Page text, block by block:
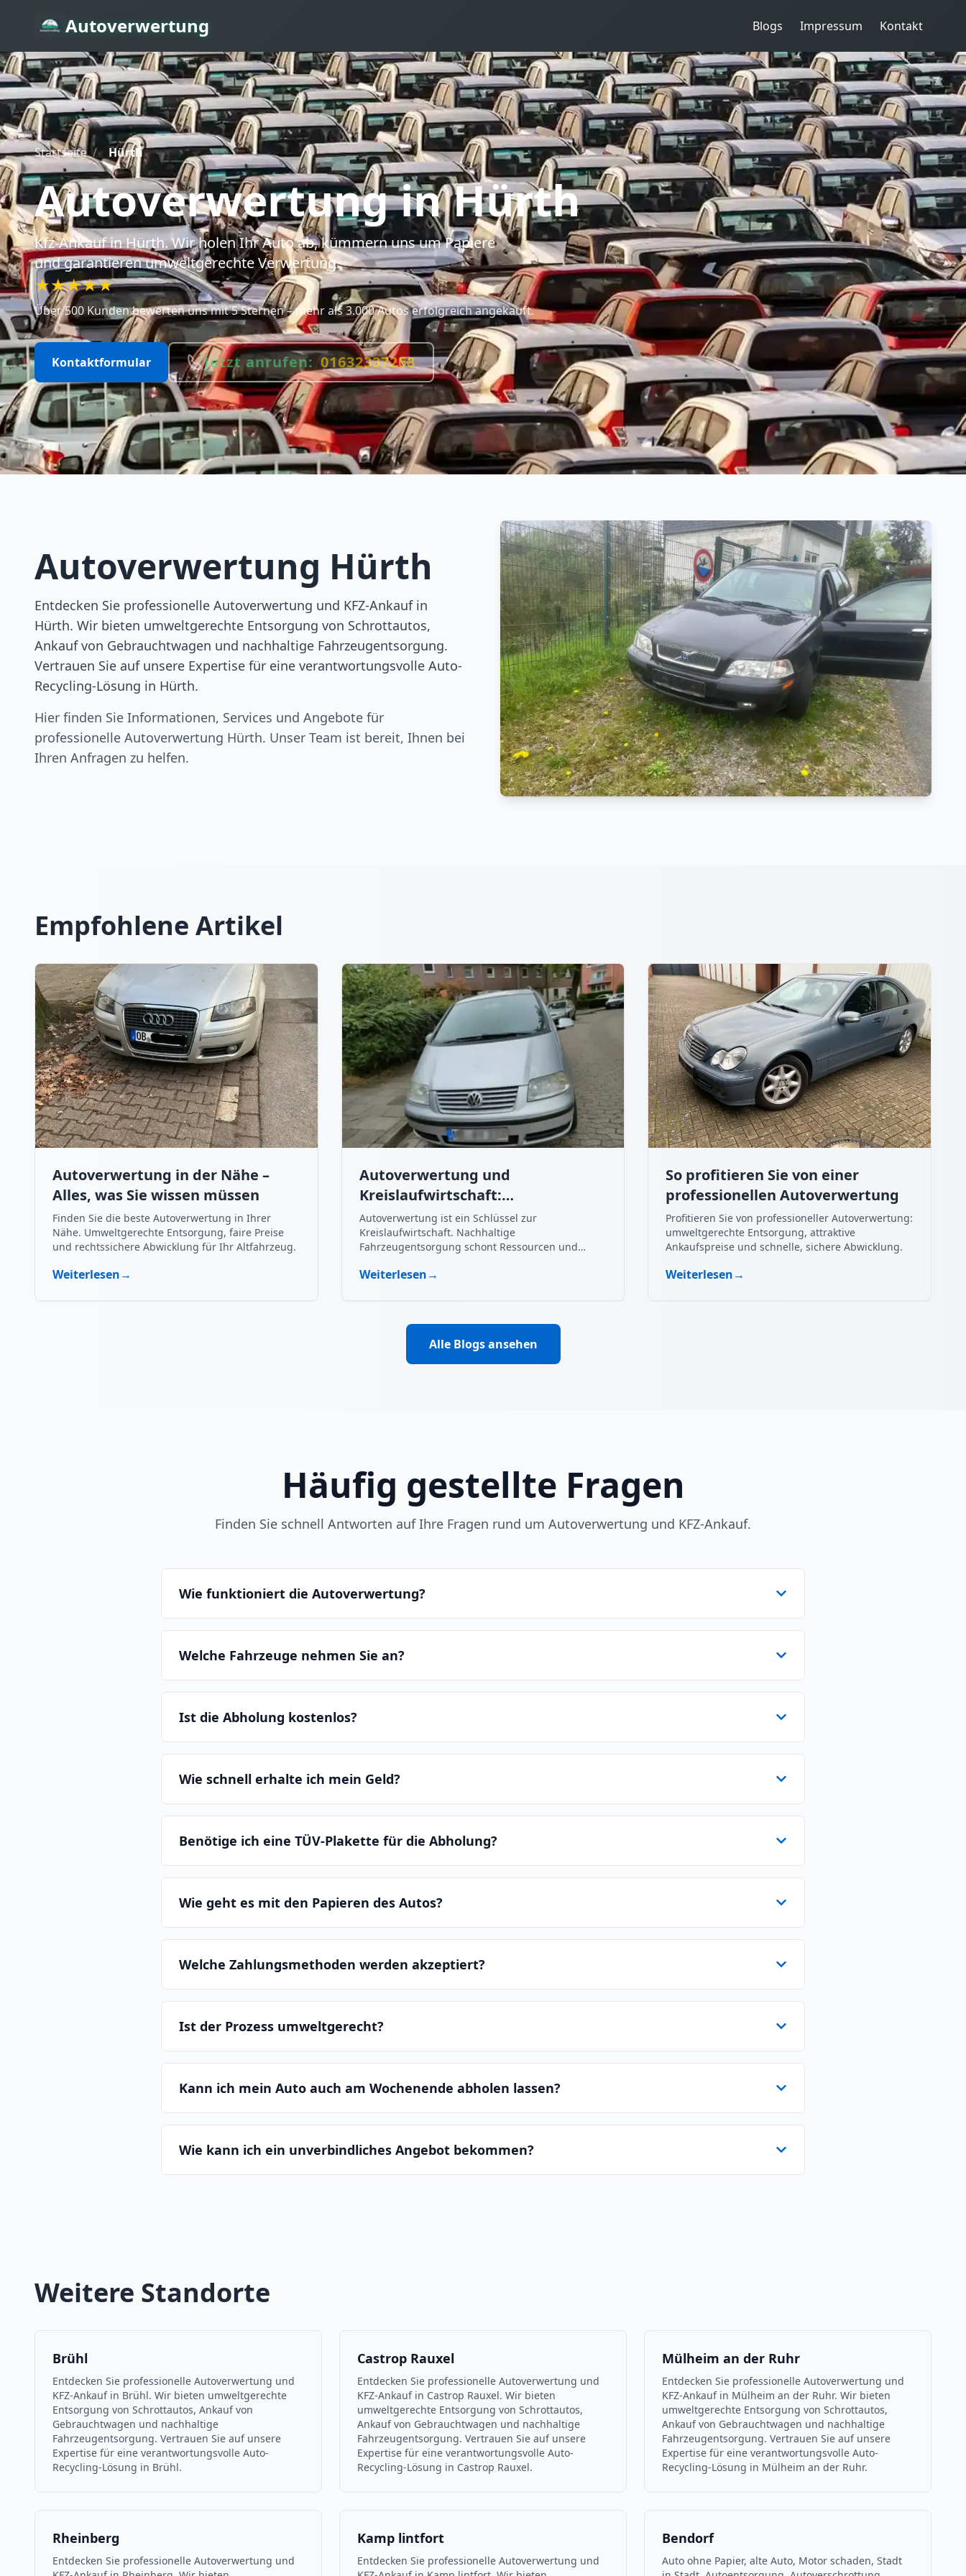
Autoverwertung Blogs Impressum Kontakt
Startseite / Hürth
Autoverwertungin Hürth
Kfz-Ankaufin Hürth. Wir holen Ihr Auto ab, kümmern uns um Papiere
und garantieren umweltgerechte Verwertung.
★★★★★
Über 500 Kunden bewerten uns mit 5 Sternen – mehr als 3.000 Autos erfolgreich angekauft.
Kontaktformular Jetzt anrufen: 01632337268
Autoverwertung Hürth
Entdecken Sie professionelle Autoverwertung und KFZ-Ankauf in
Hürth. Wir bieten umweltgerechte Entsorgung von Schrottautos,
Ankauf von Gebrauchtwagen und nachhaltige Fahrzeugentsorgung.
Vertrauen Sie auf unsere Expertise für eine verantwortungsvolle Auto-
Recycling-Lösung in Hürth.
Hier finden Sie Informationen, Services und Angebote für
professionelle Autoverwertung Hürth. Unser Team ist bereit, Ihnen bei
Ihren Anfragen zu helfen.
Empfohlene Artikel
Autoverwertung in der Nähe –
Alles, was Sie wissen müssen
Finden Sie die beste Autoverwertung in Ihrer
Nähe. Umweltgerechte Entsorgung, faire Preise
und rechtssichere Abwicklung für Ihr Altfahrzeug.
Weiterlesen→
Autoverwertung und
Kreislaufwirtschaft:
Nachhaltigkeit im Fokus
Autoverwertung ist ein Schlüssel zur
Kreislaufwirtschaft. Nachhaltige
Fahrzeugentsorgung schont Ressourcen und
Weiterlesen→
So profitieren Sie von einer
professionellen Autoverwertung
Profitieren Sie von professioneller Autoverwertung:
umweltgerechte Entsorgung, attraktive
Ankaufspreise und schnelle, sichere Abwicklung.
Weiterlesen→
Alle Blogs ansehen
Häufig gestellte Fragen
Finden Sie schnell Antworten auf Ihre Fragen rund um Autoverwertung und KFZ-Ankauf.
Wie funktioniert die Autoverwertung?
Welche Fahrzeuge nehmen Sie an?
Ist die Abholung kostenlos?
Wie schnell erhalte ich mein Geld?
Benötige ich eine TÜV-Plakette für die Abholung?
Wie geht es mit den Papieren des Autos?
Welche Zahlungsmethoden werden akzeptiert?
Ist der Prozess umweltgerecht?
Kann ich mein Auto auch am Wochenende abholen lassen?
Wie kann ich ein unverbindliches Angebot bekommen?
Weitere Standorte
Brühl
Entdecken Sie professionelle Autoverwertung und
KFZ-Ankauf in Brühl. Wir bieten umweltgerechte
Entsorgung von Schrottautos, Ankauf von
Gebrauchtwagen und nachhaltige
Fahrzeugentsorgung. Vertrauen Sie auf unsere
Expertise für eine verantwortungsvolle Auto-
Recycling-Lösung in Brühl.
Castrop Rauxel
Entdecken Sie professionelle Autoverwertung und
KFZ-Ankauf in Castrop Rauxel. Wir bieten
umweltgerechte Entsorgung von Schrottautos,
Ankauf von Gebrauchtwagen und nachhaltige
Fahrzeugentsorgung. Vertrauen Sie auf unsere
Expertise für eine verantwortungsvolle Auto-
Recycling-Lösung in Castrop Rauxel.
Mülheim an der Ruhr
Entdecken Sie professionelle Autoverwertung und
KFZ-Ankauf in Mülheim an der Ruhr. Wir bieten
umweltgerechte Entsorgung von Schrottautos,
Ankauf von Gebrauchtwagen und nachhaltige
Fahrzeugentsorgung. Vertrauen Sie auf unsere
Expertise für eine verantwortungsvolle Auto-
Recycling-Lösung in Mülheim an der Ruhr.
Rheinberg
Entdecken Sie professionelle Autoverwertung und
Kamp lintfort
Entdecken Sie professionelle Autoverwertung und
Bendorf
Auto ohne Papier, alte Auto, Motor schaden, Stadt